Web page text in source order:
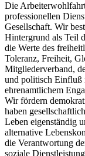
Die
professionellen
Gesellschaft. Wir
Hintergrund als Teil
die Werte des
Toleranz, Freiheit,
Mitgliederverband,
und politisch Einfluß
ehrenamtlichem
Wir fördern
haben
Leben eigenständig
alternative
die Verantwortung
soziale